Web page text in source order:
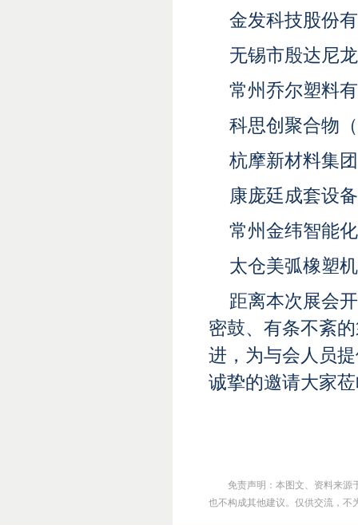
金发科技股份
无锡市殷达尼
常州乔尔塑料
科思创聚合物
杭摩新材料集
康庞廷成套设
常州金纬智能
太仓美弧橡塑
距离本次展会
密鼓、有条不紊
进，为与会人员
诚挚的邀请大家
免责声明：本图文、资料来源
也不构成其他建议。仅供交流，